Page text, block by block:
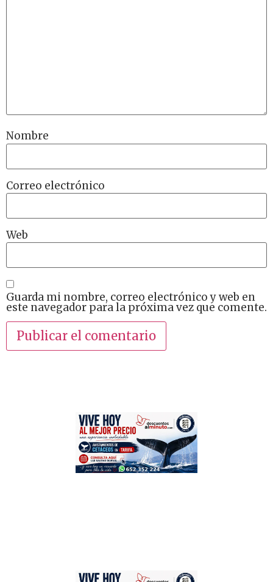
Nombre
Correo electrónico
Web
Guarda mi nombre, correo electrónico y web en
este navegador para la próxima vez que comente.